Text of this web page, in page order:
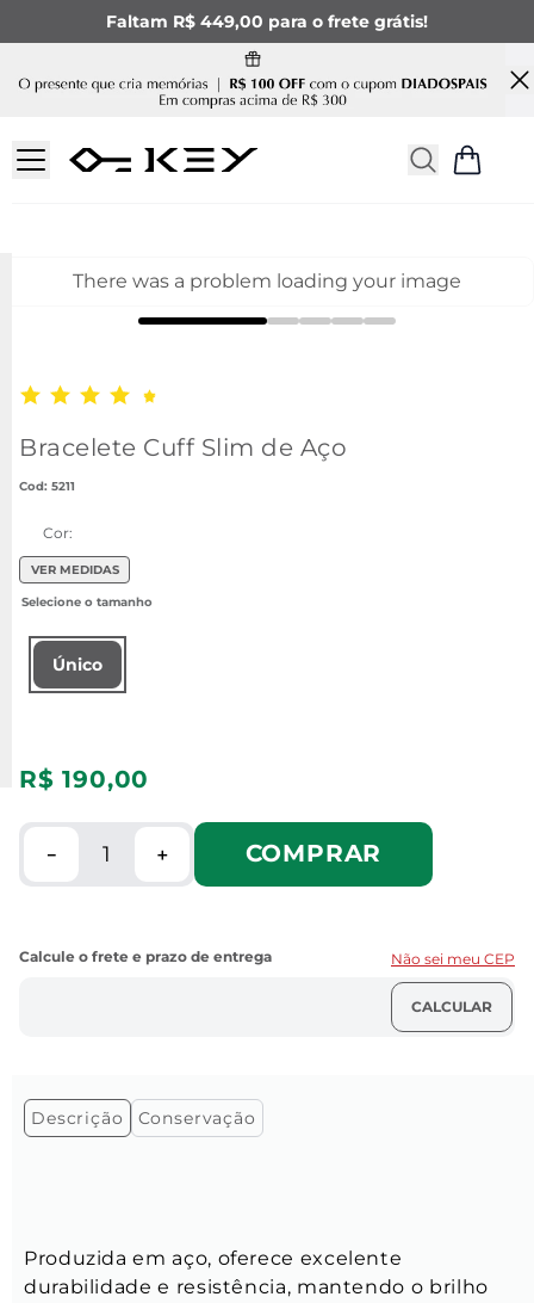
Faltam R$ 449,00 para o frete grátis!
There was a problem loading your image
Bracelete Cuff Slim de Aço
: 5211
Cor:
VER MEDIDAS
Único
R$ 190,00
＋
－ COMPRAR
Não sei meu CEP
Descrição Conservação
Produzida em aço, oferece excelente
durabilidade e resistência, mantendo o brilho